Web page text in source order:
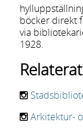
böcker direkt
via
1928.
Relaterat
Arkitektur-